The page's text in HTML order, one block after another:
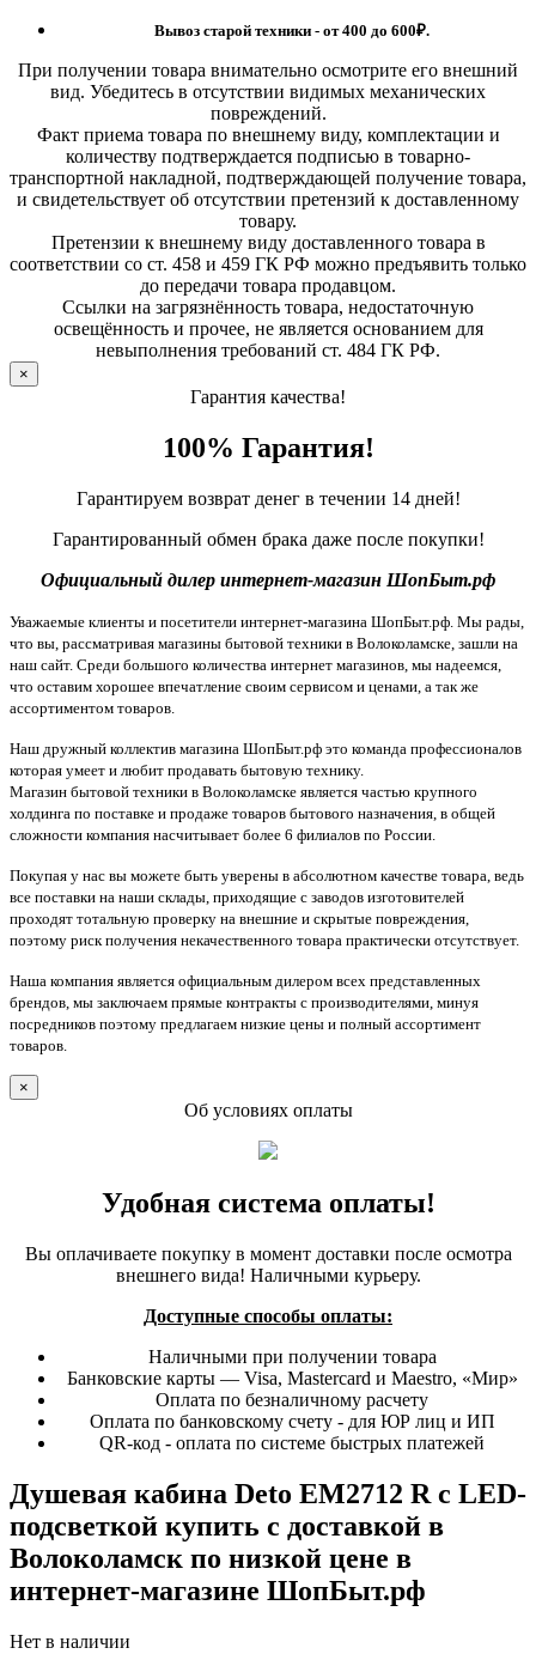
Вывоз старой техники - от 400 до 600₽.
При получении товара внимательно осмотрите его внешний
вид. Убедитесь в отсутствии видимых механических
повреждений.
Факт приема товара по внешнему виду, комплектации и
количеству подтверждается подписью в товарно-
транспортной накладной, подтверждающей получение товара,
и свидетельствует об отсутствии претензий к доставленному
товару.
Претензии к внешнему виду доставленного товара в
соответствии со ст. 458 и 459 ГК РФ можно предъявить только
до передачи товара продавцом.
Ссылки на загрязнённость товара, недостаточную
освещённость и прочее, не является основанием для
невыполнения требований ст. 484 ГК РФ.
×
Гарантия качества!
100% Гарантия!
Гарантируем возврат денег в течении 14 дней!
Гарантированный обмен брака даже после покупки!
Официальный дилер интернет-магазин ШопБыт.рф
Уважаемые клиенты и посетители интернет-магазина ШопБыт.рф. Мы рады,
что вы, рассматривая магазины бытовой техники в Волоколамске, зашли на
наш сайт. Среди большого количества интернет магазинов, мы надеемся,
что оставим хорошее впечатление своим сервисом и ценами, а так же
ассортиментом товаров.
Наш дружный коллектив магазина ШопБыт.рф это команда профессионалов
которая умеет и любит продавать бытовую технику.
Магазин бытовой техники в Волоколамске является частью крупного
холдинга по поставке и продаже товаров бытового назначения, в общей
сложности компания насчитывает более 6 филиалов по России.
Покупая у нас вы можете быть уверены в абсолютном качестве товара, ведь
все поставки на наши склады, приходящие с заводов изготовителей
проходят тотальную проверку на внешние и скрытые повреждения,
поэтому риск получения некачественного товара практически отсутствует.
Наша компания является официальным дилером всех представленных
брендов, мы заключаем прямые контракты с производителями, минуя
посредников поэтому предлагаем низкие цены и полный ассортимент
товаров.
×
Об условиях оплаты
Удобная система оплаты!
Вы оплачиваете покупку в момент доставки после осмотра
внешнего вида! Наличными курьеру.
Доступные способы оплаты:
Наличными при получении товара
Банковские карты — Visa, Mastercard и Maestro, «Мир»
Оплата по безналичному расчету
Оплата по банковскому счету - для ЮР лиц и ИП
QR-код - оплата по системе быстрых платежей
Душевая кабина Deto EM2712 R с LED-
подсветкой купить с доставкой в
Волоколамск по низкой цене в
интернет-магазине ШопБыт.рф
Нет в наличии